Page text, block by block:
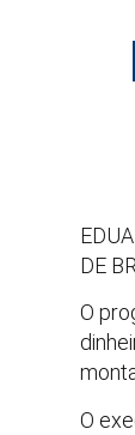
DE
O
O